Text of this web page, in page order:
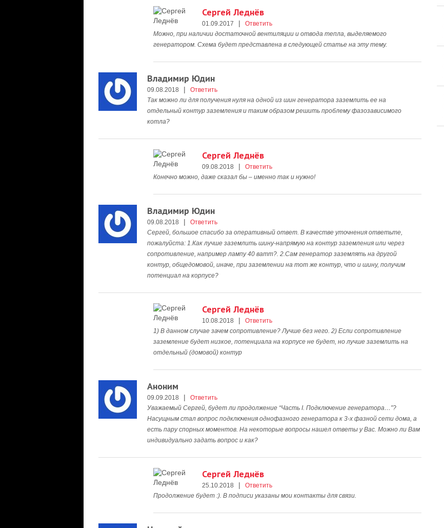
Сергей Леднёв
01.09.2017 |
Ответить
Можно, при наличии достаточной вентиляции и отвода тепла, выделяемого
генератором. Схема будет представлена в следующей статье на эту тему.
Владимир Юдин
09.08.2018 |
Ответить
Так можно ли для получения нуля на одной из шин генератора заземлить ее на
отдельный контур заземления и таким образом решить проблему фазозависимого
котла?
Сергей Леднёв
09.08.2018 |
Ответить
Конечно можно, даже сказал бы – именно так и нужно!
Владимир Юдин
09.08.2018 |
Ответить
Сергей, большое спасибо за оперативный ответ. В качестве уточнения ответьте,
пожалуйста: 1.Как лучше заземлить шину-напрямую на контур заземления или через
сопротивление, например лампу 40 ватт?. 2.Сам генератор заземлять на другой
контур, общедомовой, иначе, при заземлении на тот же контур, что и шину, получим
потенциал на корпусе?
Сергей Леднёв
10.08.2018 |
Ответить
1) В данном случае зачем сопротивление? Лучше без него. 2) Если сопротивление
заземление будет низкое, потенциала на корпусе не будет, но лучше заземлить на
отдельный (домовой) контур
Аноним
09.09.2018 |
Ответить
Уважаемый Сергей, будет ли продолжение “Часть I. Подключение генератора…”?
Насущным стал вопрос подключения однофазного генератора к 3-х фазной сети дома, а
есть пару спорных моментов. На некоторые вопросы нашел ответы у Вас. Можно ли Вам
индивидуально задать вопрос и как?
Сергей Леднёв
25.10.2018 |
Ответить
Продолжение будет :). В подписи указаны мои контакты для связи.